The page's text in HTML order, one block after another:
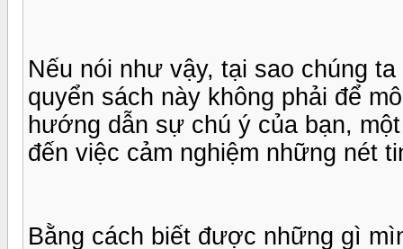
Nếu nói như vậy, tại sao chúng
quyển sách này không phải để
hướng dẫn sự chú ý của bạn,
đến việc cảm nghiệm những nét
Bằng cách biết được những gì